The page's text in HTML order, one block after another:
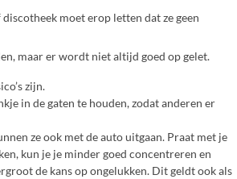
moet erop letten dat ze geen
maar er wordt niet altijd goed op gelet.
zijn.
in de gaten te houden, zodat anderen er
ze ook met de auto uitgaan. Praat met je
kun je je minder goed concentreren en
de kans op ongelukken. Dit geldt ook als